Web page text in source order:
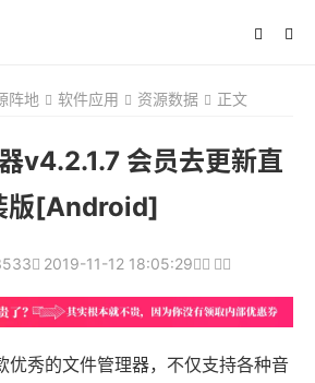
阵地 软件应用 资源数据 正文
v4.2.1.7 会员去更新直
版[Android]
2019-11-12 18:05:29
优秀的文件管理器，不仅支持各种音